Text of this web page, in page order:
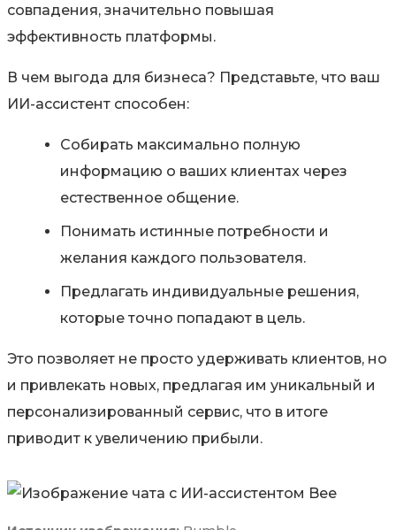
совпадения, значительно повышая
эффективность платформы.
В чем выгода для бизнеса? Представьте, что ваш
ИИ-ассистент способен:
Собирать максимально полную
информацию о ваших клиентах через
естественное общение.
Понимать истинные потребности и
желания каждого пользователя.
Предлагать индивидуальные решения,
которые точно попадают в цель.
Это позволяет не просто удерживать клиентов, но
и привлекать новых, предлагая им уникальный и
персонализированный сервис, что в итоге
приводит к увеличению прибыли.